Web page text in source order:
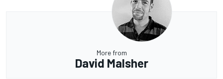
More from
David Malsher